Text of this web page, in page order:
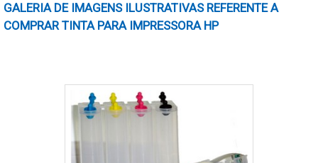
impressão são produz....
GALERIA DE IMAGENS ILUSTRATIVAS REFERENTE A
COMPRAR TINTA PARA IMPRESSORA HP